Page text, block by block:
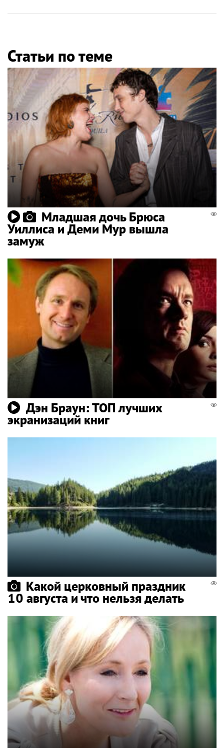
Статьи по теме
Младшая дочь Брюса
Уиллиса и Деми Мур вышла
замуж
Дэн Браун: ТОП лучших
экранизаций книг
Какой церковный праздник
10 августа и что нельзя делать